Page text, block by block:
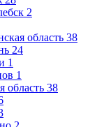
2
область 38
24
1
1
область 38